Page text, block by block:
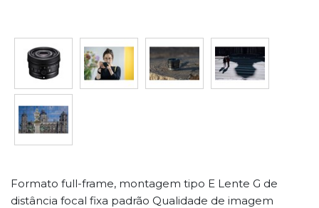
Formato full-frame, montagem tipo E Lente G de
distância focal fixa padrão Qualidade de imagem